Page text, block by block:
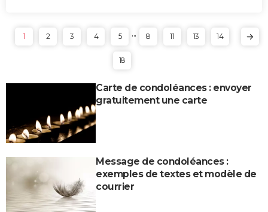
1 2 3 4 5 ... 8 11 13 14
18
Carte de condoléances : envoyer
gratuitement une carte
Message de condoléances :
exemples de textes et modèle de
courrier